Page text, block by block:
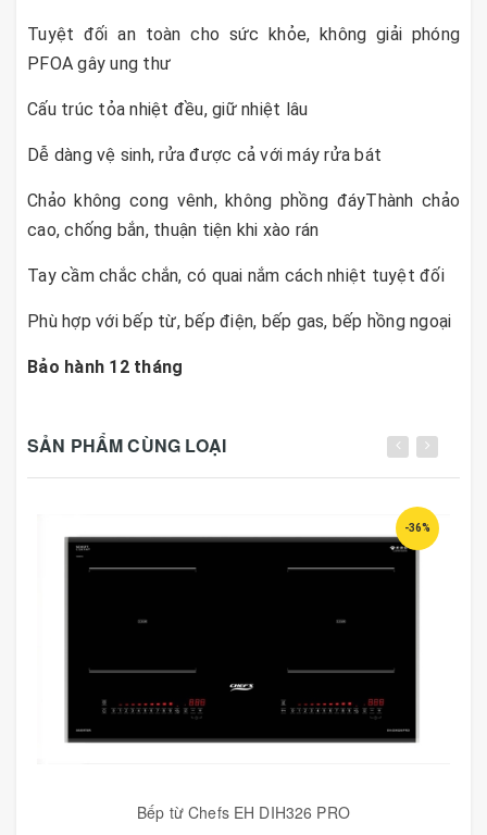
Tuyệt đối an toàn cho sức khỏe, không giải phóng
PFOA gây ung thư
Cấu trúc tỏa nhiệt đều, giữ nhiệt lâu
Dễ dàng vệ sinh, rửa được cả với máy rửa bát
Chảo không cong vênh, không phồng đáyThành chảo
cao, chống bắn, thuận tiện khi xào rán
Tay cầm chắc chắn, có quai nắm cách nhiệt tuyệt đối
Phù hợp với bếp từ, bếp điện, bếp gas, bếp hồng ngoại
Bảo hành 12 tháng
SẢN PHẨM CÙNG LOẠI
-36%
Bếp từ Chefs EH DIH326 PRO